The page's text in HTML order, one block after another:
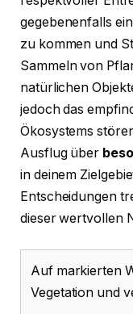
gegebenenfalls
zu kommen und
Sammeln von
natürlichen
jedoch das
Ökosystems
Ausflug über
in deinem
Entscheidungen
dieser wertvollen
Auf markierten
Vegetation und